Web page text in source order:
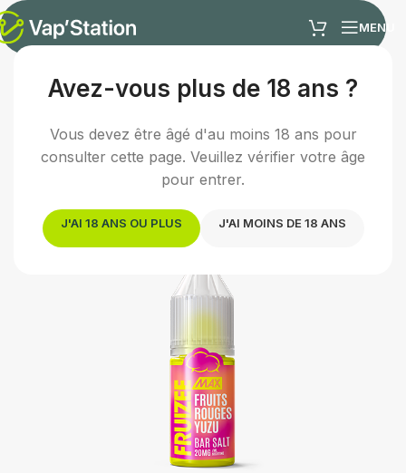
Avez-vous plus de 18 ans ?
Vous devez être âgé d'au moins 18 ans pour
consulter cette page. Veuillez vérifier votre âge
pour entrer.
J'AI 18 ANS OU PLUS J'AI MOINS DE 18 ANS
MENU
Accueil /E-liquides/Sels de nicotine